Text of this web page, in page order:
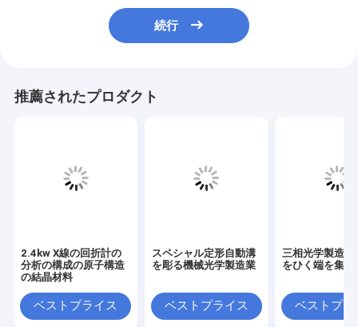
続行
推薦されたプロダクト
2.4kw X線の回折計の
分析の構成の原子構造
の結晶材料
ベストプライス
スペシャル定形自動溝
を彫る機械光学製造業
ベストプライス
三相光学製造
をひく端を集中
ベストプラ